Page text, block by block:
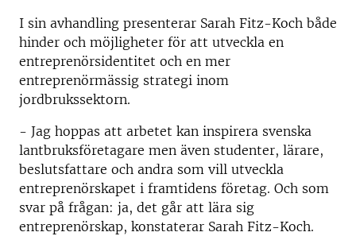
I sin avhandling presenterar Sarah Fitz-Koch både
hinder och möjligheter för att utveckla en
entreprenörsidentitet och en mer
entreprenörmässig strategi inom
jordbrukssektorn.
- Jag hoppas att arbetet kan inspirera svenska
lantbruksföretagare men även studenter, lärare,
beslutsfattare och andra som vill utveckla
entreprenörskapet i framtidens företag. Och som
svar på frågan: ja, det går att lära sig
entreprenörskap, konstaterar Sarah Fitz-Koch.